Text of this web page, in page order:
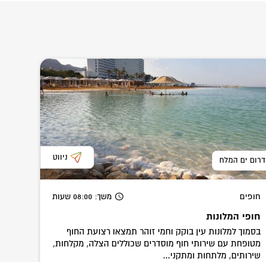
דרום ים המלח ניווט
חופים משך: 08:00 שעות
חופי המלונות
בסמוך למלונות עין בוקק וחמי זוהר תמצאו רצועת החוף
מטופחת עם שירותי חוף מוסדרים שכוללים הצלה, מקלחות,
שירותים, מלתחות ומתקני...